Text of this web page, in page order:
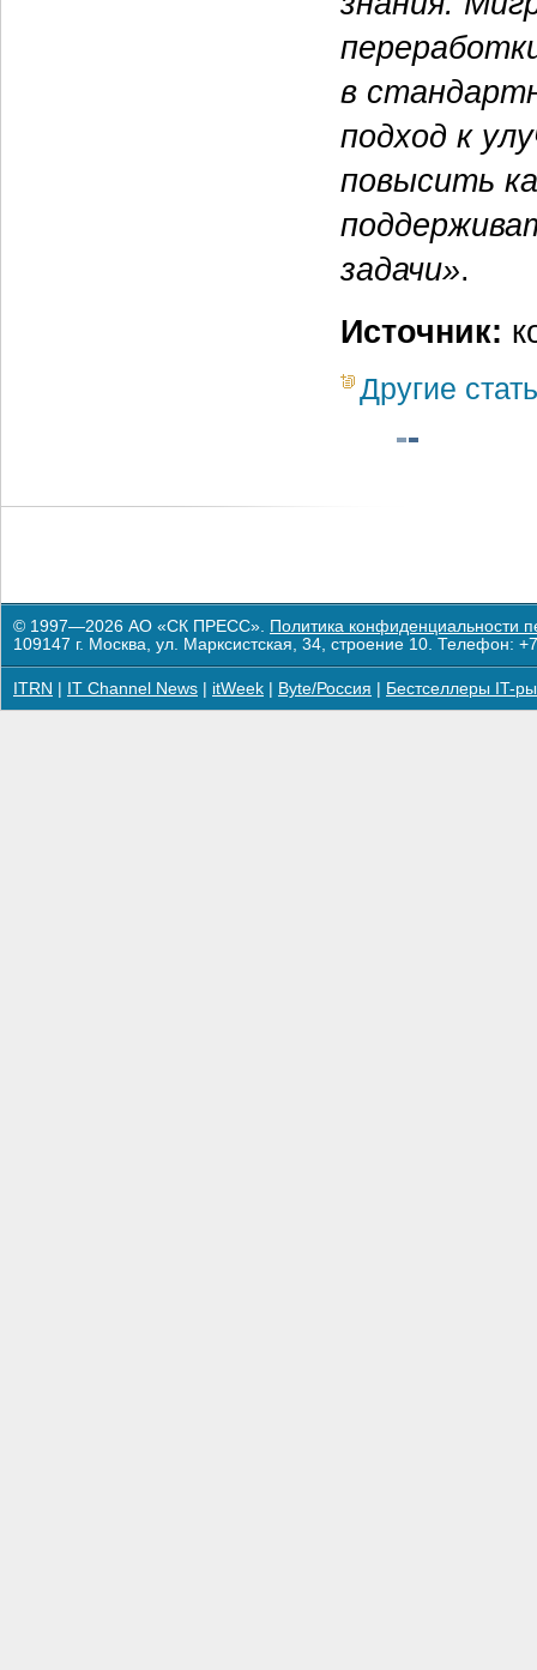
в
подход к
повысить
задачи».
Источник:
Другие
© 1997—2026 АО «СК ПРЕСС». Политика конфиденциальности
109147 г. Москва, ул. Марксистская, 34, строение 10. Телефон:
ITRN IT Channel News itWeek Byte/Россия Бестселлеры IT-